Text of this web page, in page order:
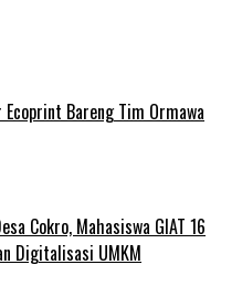
Bareng Tim Ormawa
Cokro, Mahasiswa GIAT 16
Digitalisasi UMKM